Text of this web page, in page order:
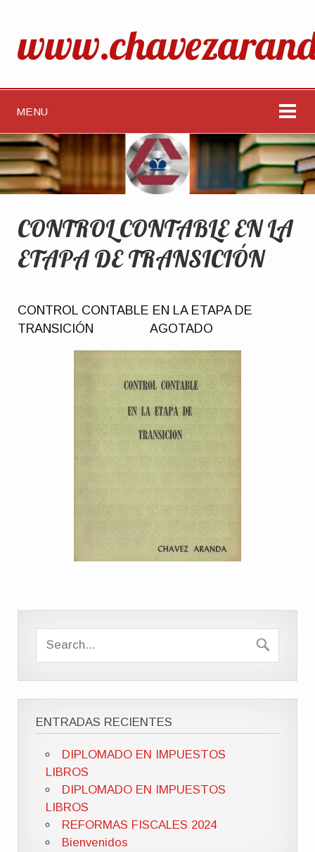
MENU
CONTROL CONTABLE EN LA
ETAPA DE TRANSICIÓN
CONTROL CONTABLE EN LA ETAPA DE
TRANSICIÓN AGOTADO
ENTRADAS RECIENTES
DIPLOMADO EN IMPUESTOS
LIBROS
DIPLOMADO EN IMPUESTOS
LIBROS
REFORMAS FISCALES 2024
Bienvenidos